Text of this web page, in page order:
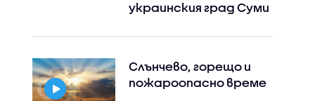
украинския град Суми
Слънчево, горещо и
пожароопасно време